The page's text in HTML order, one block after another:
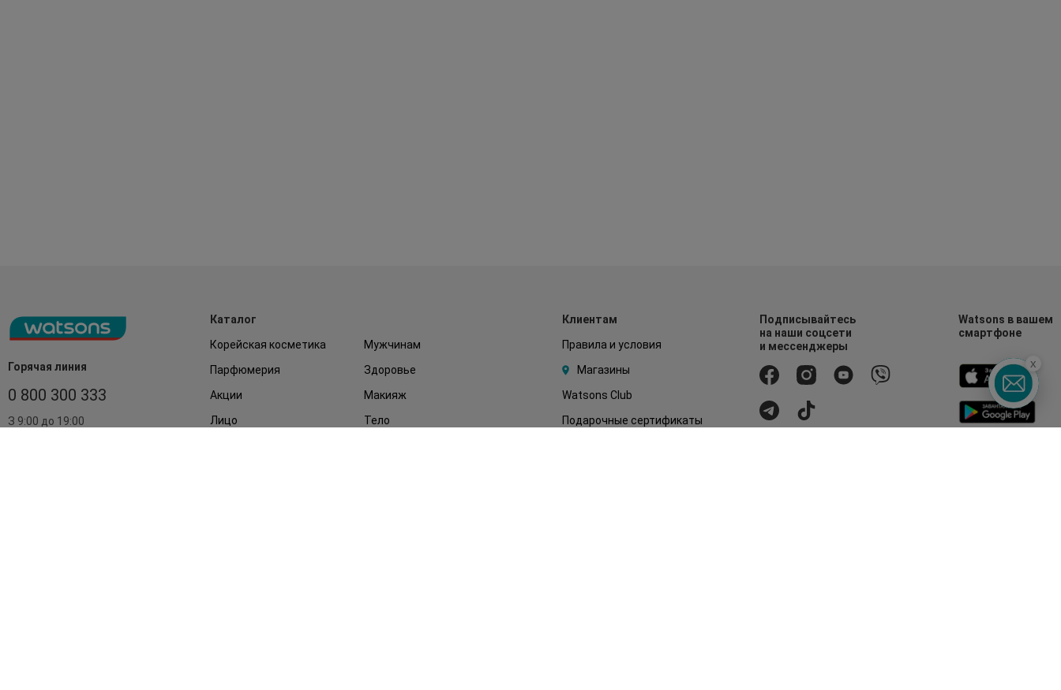
Горячая линия
0 800 300 333
З 9:00 до 19:00
Каталог
Корейская косметика
Мужчинам
Парфюмерия
Здоровье
Акции
Макияж
Лицо
Тело
Клиентам
Правила и условия
Магазины
Watsons Club
Подарочные сертификаты
Подписывайтесь
на наши соцсети
и мессенджеры
Watsons в вашем
смартфоне
x